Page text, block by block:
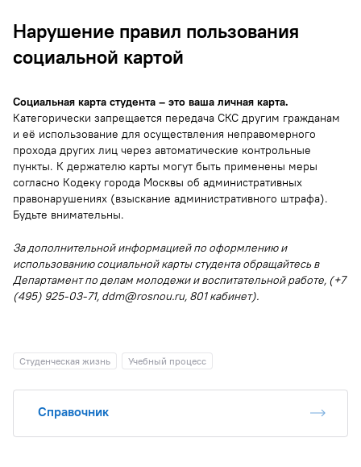
Нарушение правил пользования
социальной картой
Социальная карта студента – это ваша личная карта.
Категорически запрещается передача СКС другим гражданам
и её использование для осуществления неправомерного
прохода других лиц через автоматические контрольные
пункты. К держателю карты могут быть применены меры
согласно Кодеку города Москвы об административных
правонарушениях (взыскание административного штрафа).
Будьте внимательны.
За дополнительной информацией по оформлению и
использованию социальной карты студента обращайтесь в
Департамент по делам молодежи и воспитательной работе, (+7
(495) 925-03-71, ddm@rosnou.ru, 801 кабинет).
Студенческая жизнь Учебный процесс
Справочник